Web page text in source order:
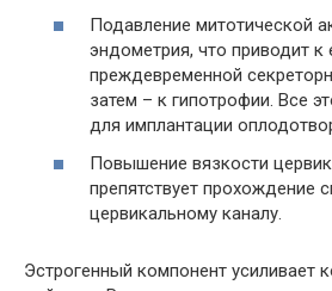
Подавление митотической
эндометрия, что приводит к
преждевременной
затем – к гипотрофии. Все
для имплантации
Повышение вязкости
препятствует прохождение
цервикальному каналу.
Эстрогенный компонент усиливает